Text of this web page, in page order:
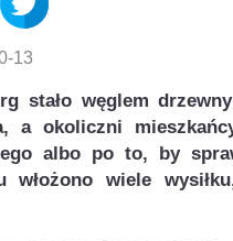
13
stało węglem
a okoliczni
albo po to, by
włożono wiele